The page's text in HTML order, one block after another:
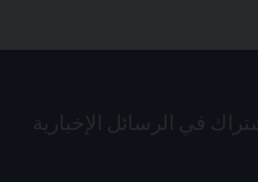
في الرسائل الإخبارية